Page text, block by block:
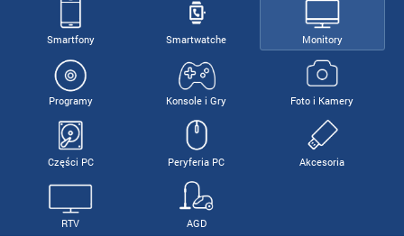
Smartfony Smartwatche Monitory
Programy Konsole i Gry Foto i Kamery
Części PC Peryferia PC Akcesoria
RTV AGD